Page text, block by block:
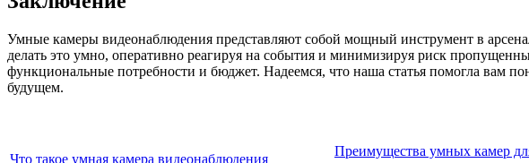
Умные камеры видеонаблюдения представляют собой мощный инструмент в
делать это умно, оперативно реагируя на события и минимизируя риск
функциональные потребности и бюджет. Надеемся, что наша статья помогла вам
будущем.
Что такое умная камера видеонаблюдения
Преимущества умных камер